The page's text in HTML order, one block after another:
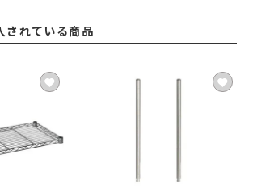
されている商品